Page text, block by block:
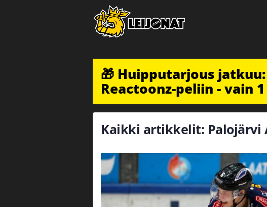
🎁 Huipputarjous
Reactoonz-peliin - vain
Kaikki artikkelit: Palojärvi